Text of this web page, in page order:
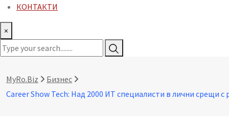
КОНТАКТИ
×
MyRo.Biz Бизнес